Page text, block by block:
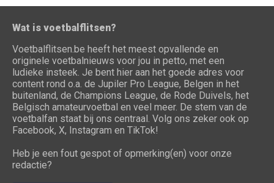
Wat is voetbalflitsen?
Voetbalflitsen.be heeft het meest opvallende en
originele voetbalnieuws voor jou in petto, met een
ludieke insteek. Je bent hier aan het goede adres voor
content rond o.a. de Jupiler Pro League, Belgen in het
buitenland, de Champions League, de Rode Duivels, het
Belgisch amateurvoetbal en veel meer. De stem van de
voetbalfan staat bij ons centraal. Volg ons zeker ook op
Facebook, X, Instagram en TikTok!
Heb je een fout gespot of opmerking(en) voor onze
redactie?